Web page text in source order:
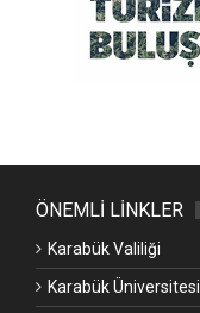
ÖNEMLİ LİNKLER
Karabük Valiliği
Karabük Üniversitesi